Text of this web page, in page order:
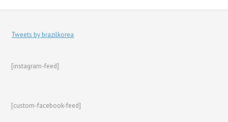
Tweets by brazilkorea
[instagram-feed]
[custom-facebook-feed]